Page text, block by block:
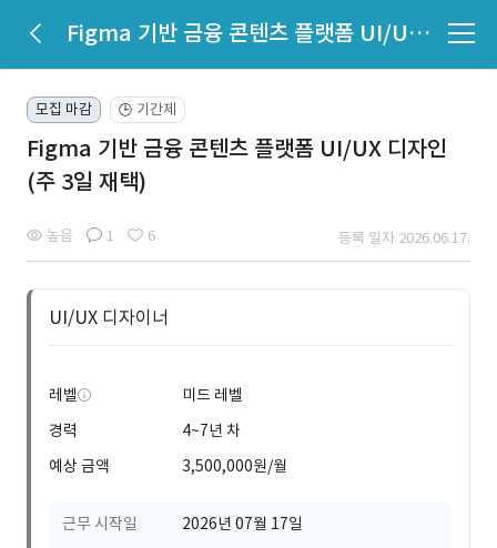
Figma 기반 금융 콘텐츠 플랫폼 UI/UX 디자인 (주 3일 재택)
모집 마감 🕒 기간제
Figma 기반 금융 콘텐츠 플랫폼 UI/UX 디자인
(주 3일 재택)
높음 1 6 등록 일자 2026.06.17.
UI/UX 디자이너
레벨
미드 레벨
경력
4~7년 차
예상 금액
3,500,000원/월
근무 시작일
2026년 07월 17일